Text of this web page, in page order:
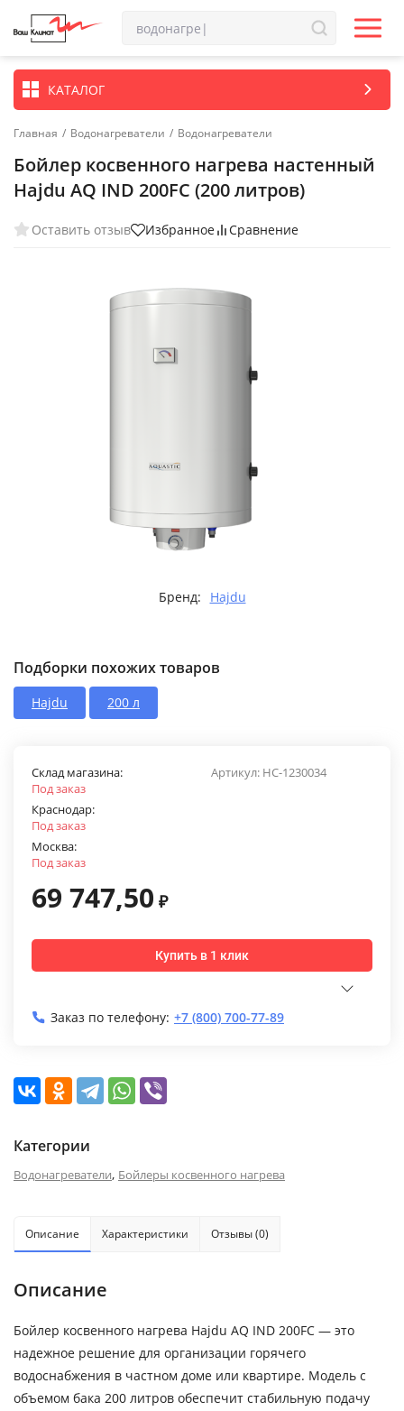
КАТАЛОГ
Главная / Водонагреватели / Водонагреватели
Бойлер косвенного нагрева настенный
Hajdu AQ IND 200FC (200 литров)
Оставить отзыв Избранное Сравнение
Бренд: Hajdu
Подборки похожих товаров
Hajdu 200 л
Артикул: НС-1230034
Склад магазина:
Под заказ
Краснодар:
Под заказ
Москва:
Под заказ
69 747,50 ₽
Купить в 1 клик
Заказ по телефону: +7 (800) 700-77-89
Категории
Водонагреватели, Бойлеры косвенного нагрева
Описание Характеристики Отзывы (0)
Описание
Бойлер косвенного нагрева Hajdu AQ IND 200FC — это
надежное решение для организации горячего
водоснабжения в частном доме или квартире. Модель с
объемом бака 200 литров обеспечит стабильную подачу